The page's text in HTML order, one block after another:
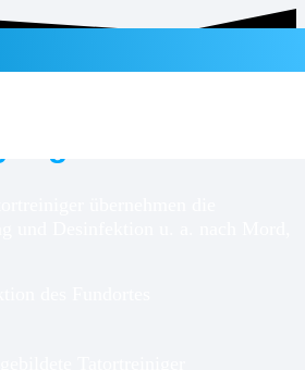
REINIGUNG & DESINFEKTION
für